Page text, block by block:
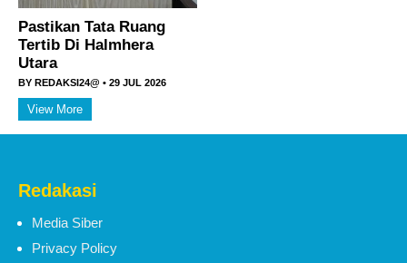
Pastikan Tata Ruang
Tertib Di Halmhera
Utara
BY REDAKSI24@ • 29 JUL 2026
View More
Redakasi
Media Siber
Privacy Policy